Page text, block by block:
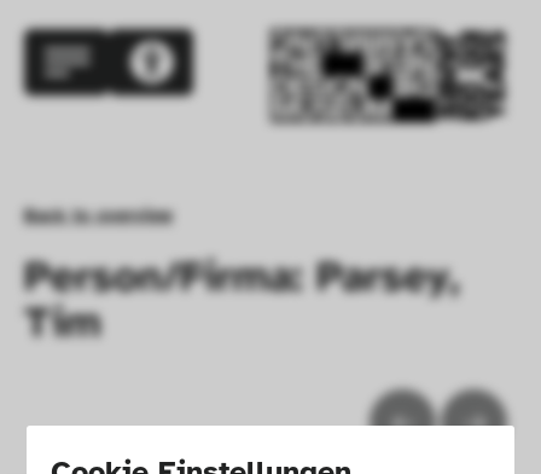
Back to overview
Person/Firma: Parsey,
Tim